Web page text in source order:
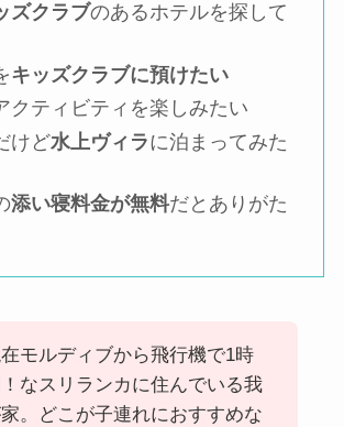
ズクラブのあるホテルを探して
キッズクラブに預けたい
クティビティを楽しみたい
けど水上ヴィラに泊まってみた
添い寝料金が無料だとありがた
モルディブから飛行機で1時
なスリランカに住んでいる我
。どこが子連れにおすすめな